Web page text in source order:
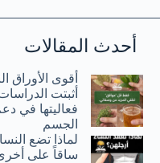
أحدث المقالات
أقوى الأوراق
أثبتت
فعاليتها في
الجسم
لماذا تضع
ساقاً على